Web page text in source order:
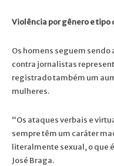
Violência por gênero e tipo
Os homens seguem
contra jornalistas
registrado também um
mulheres.
“Os ataques verbais e
sempre têm um caráter
literalmente sexual, o que
José Braga.